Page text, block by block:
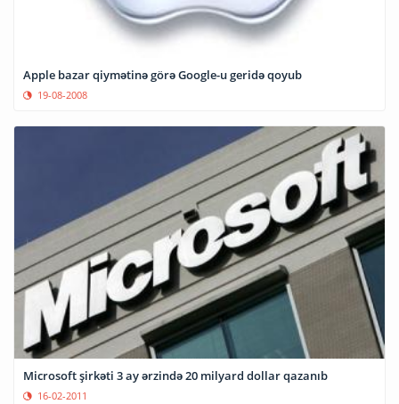
Apple bazar qiymətinə görə Google-u geridə qoyub
19-08-2008
Microsoft şirkəti 3 ay ərzində 20 milyard dollar qazanıb
16-02-2011